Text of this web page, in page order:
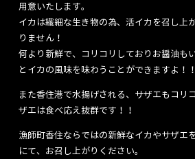
用意いたします。
イカは繊細な生き物の為、活イカを召し上
りません！
何より新鮮で、コリコリしておりお醤油も
とイカの風味を味わうことができますよ！！
また香住港で水揚げされる、サザエもコリ
ザエは食べ応え抜群です！！
漁師町香住ならではの新鮮なイカやサザエ
にて、お召し上がりください。